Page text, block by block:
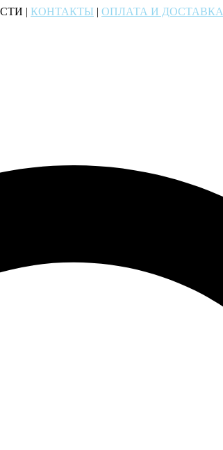
| КОНТАКТЫ | ОПЛАТА И ДОСТАВКА